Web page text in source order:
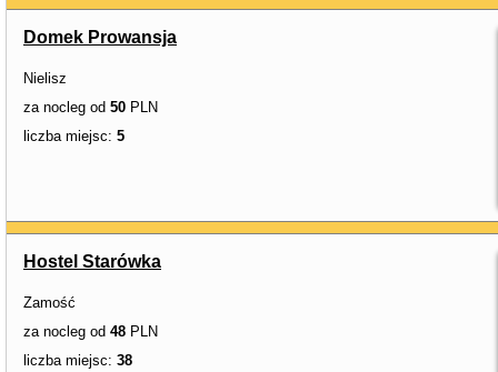
Domek Prowansja
Nielisz
za nocleg od 50 PLN
liczba miejsc: 5
Hostel Starówka
Zamość
za nocleg od 48 PLN
liczba miejsc: 38